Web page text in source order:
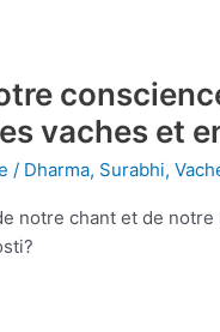
vaches et
/ Dharma, Surabhi,
notre chant et de